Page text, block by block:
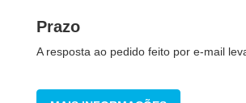
Prazo
A resposta ao pedido feito por e-mail